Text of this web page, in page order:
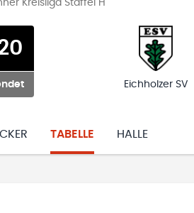
Kreisliga Staffel H
Eichholzer SV
TABELLE HALLE